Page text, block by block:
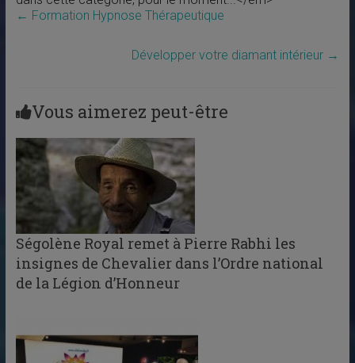
← Formation Hypnose Thérapeutique
Développer votre diamant intérieur →
Vous aimerez peut-être
Ségolène Royal remet à Pierre Rabhi les
insignes de Chevalier dans l’Ordre national
de la Légion d’Honneur